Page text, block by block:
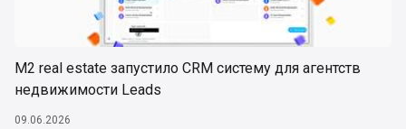
М2 real estate запустило CRM систему для агентств
недвижимости Leads
09.06.2026